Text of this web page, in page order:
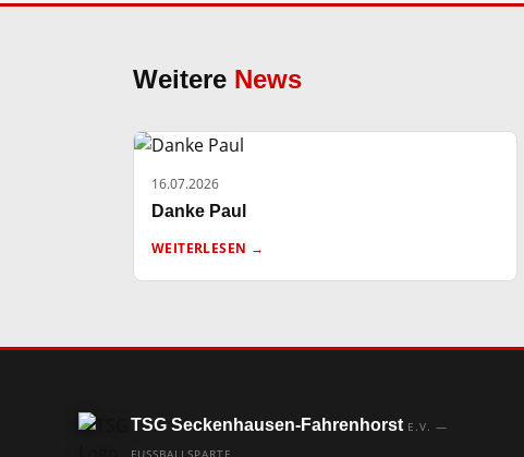
Weitere News
16.07.2026
Danke Paul
WEITERLESEN →
TSG Seckenhausen-Fahrenhorst E.V. —
FUSSBALLSPARTE